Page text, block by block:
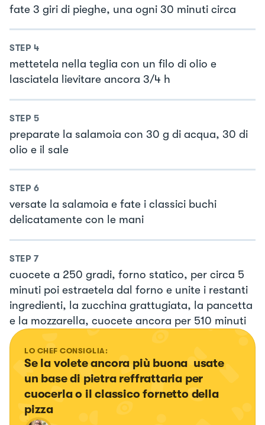
fate 3 giri di pieghe, una ogni 30 minuti circa
STEP 4
mettetela nella teglia con un filo di olio e
lasciatela lievitare ancora 3/4 h
STEP 5
preparate la salamoia con 30 g di acqua, 30 di
olio e il sale
STEP 6
versate la salamoia e fate i classici buchi
delicatamente con le mani
STEP 7
cuocete a 250 gradi, forno statico, per circa 5
minuti poi estraetela dal forno e unite i restanti
ingredienti, la zucchina grattugiata, la pancetta
e la mozzarella, cuocete ancora per 510 minuti
LO CHEF CONSIGLIA:
Se la volete ancora più buona  usate
un base di pietra reffrattaria per
cuocerla o il classico fornetto della
pizza